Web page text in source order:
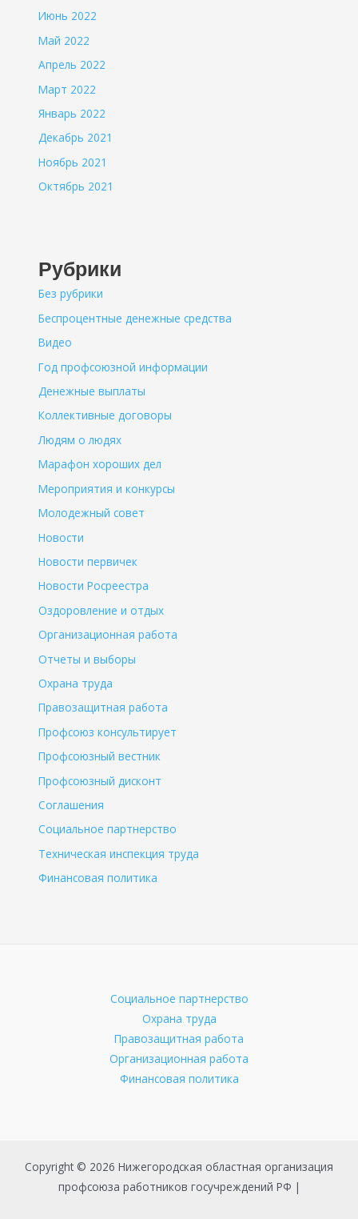
Июнь 2022
Май 2022
Апрель 2022
Март 2022
Январь 2022
Декабрь 2021
Ноябрь 2021
Октябрь 2021
Рубрики
Без рубрики
Беспроцентные денежные средства
Видео
Год профсоюзной информации
Денежные выплаты
Коллективные договоры
Людям о людях
Марафон хороших дел
Мероприятия и конкурсы
Молодежный совет
Новости
Новости первичек
Новости Росреестра
Оздоровление и отдых
Организационная работа
Отчеты и выборы
Охрана труда
Правозащитная работа
Профсоюз консультирует
Профсоюзный вестник
Профсоюзный дисконт
Соглашения
Социальное партнерство
Техническая инспекция труда
Финансовая политика
Социальное партнерство
Охрана труда
Правозащитная работа
Организационная работа
Финансовая политика
Copyright © 2026 Нижегородская областная организация
профсоюза работников госучреждений РФ |